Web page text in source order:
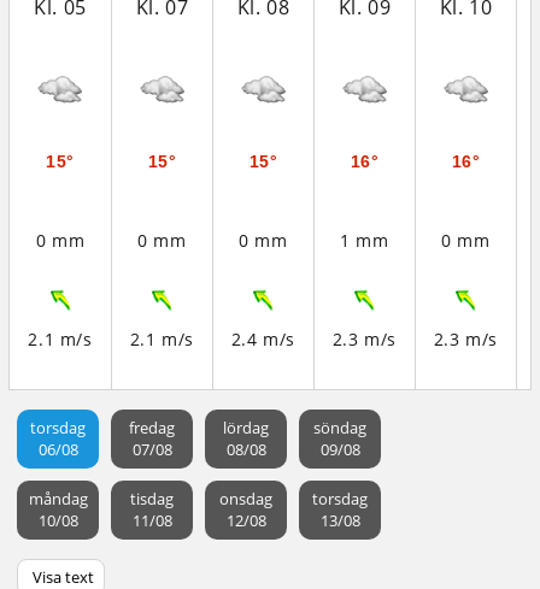
torsdag
06/08
Kl. 05
15°
0 mm
2.1 m/s
Kl. 07
15°
0 mm
2.1 m/s
Kl. 08
15°
0 mm
2.4 m/s
Kl. 09
16°
1 mm
2.3 m/s
Kl. 10
16°
0 mm
2.3 m/s
fredag
07/08
lördag
08/08
söndag
09/08
måndag
10/08
tisdag
11/08
onsdag
12/08
torsdag
13/08
Visa text